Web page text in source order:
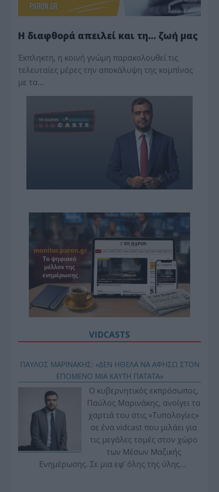
Η διαφθορά απειλεί και τη… ζωή μας
Έκπληκτη, η κοινή γνώμη παρακολουθεί τις
τελευταίες μέρες την αποκάλυψη της κο­μπίνας
με τα…
VIDCASTS
ΠΑΥΛΟΣ ΜΑΡΙΝΑΚΗΣ: «ΔΕΝ ΗΘΕΛΑ ΝΑ ΑΦΗΣΩ ΣΤΟΝ
ΕΠΟΜΕΝΟ ΜΙΑ ΚΑΥΤΗ ΠΑΤΑΤΑ»
Ο κυβερνητικός εκπρόσωπος,
Παύλος Μαρινάκης, ανοίγει τα
χαρτιά του στις «Τυπολογίες»
σε ένα vidcast που μιλάει για
τις μεγάλες τομές στον χώρο
των Μέσων Μαζικής
Ενημέρωσης. Σε μια εφ’ όλης της ύλης